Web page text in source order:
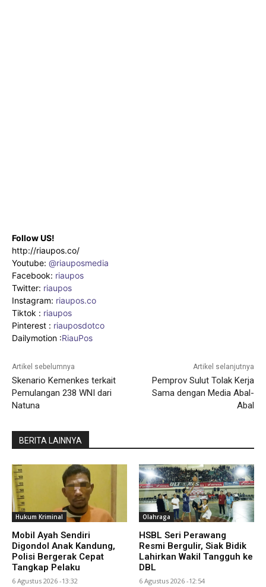
Follow US!
http://riaupos.co/
Youtube: @riauposmedia
Facebook: riaupos
Twitter: riaupos
Instagram: riaupos.co
Tiktok : riaupos
Pinterest : riauposdotco
Dailymotion :RiauPos
Artikel sebelumnya
Skenario Kemenkes terkait
Pemulangan 238 WNI dari
Natuna
Artikel selanjutnya
Pemprov Sulut Tolak Kerja
Sama dengan Media Abal-
Abal
BERITA LAINNYA
Hukum Kriminal
Mobil Ayah Sendiri
Digondol Anak Kandung,
Polisi Bergerak Cepat
Tangkap Pelaku
6 Agustus 2026 -13:32
Olahraga
HSBL Seri Perawang
Resmi Bergulir, Siak Bidik
Lahirkan Wakil Tangguh ke
DBL
6 Agustus 2026 -12:54